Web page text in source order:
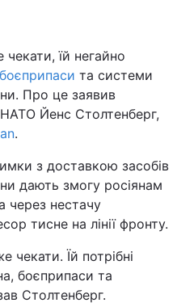
їй негайно
та системи
Про це заявив
Йенс Столтенберг,
.
з доставкою засобів
дають змогу росіянам
через нестачу
тисне на лінії фронту.
чекати. Їй потрібні
боєприпаси та
Столтенберг.